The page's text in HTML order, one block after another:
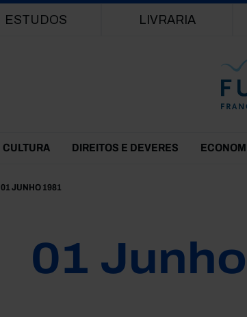
ESTUDOS LIVRARIA
CULTURA DIREITOS E DEVERES
01 JUNHO 1981
01